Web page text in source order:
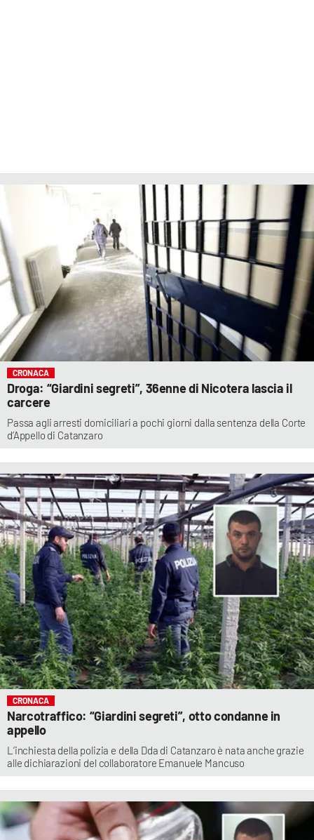
LACAPITALENEWS.IT
ANDROID
APPLE
CRONACA
Droga: “Giardini segreti”, 36enne di Nicotera lascia il
carcere
Passa agli arresti domiciliari a pochi giorni dalla sentenza della Corte
d’Appello di Catanzaro
CRONACA
Narcotraffico: “Giardini segreti”, otto condanne in
appello
L’inchiesta della polizia e della Dda di Catanzaro è nata anche grazie
alle dichiarazioni del collaboratore Emanuele Mancuso